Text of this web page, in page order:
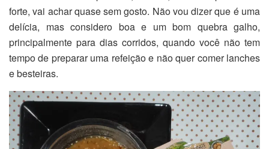
forte, vai achar quase sem gosto. Não vou dizer que é uma
delícia, mas considero boa e um bom quebra galho,
principalmente para dias corridos, quando você não tem
tempo de preparar uma refeição e não quer comer lanches
e besteiras.